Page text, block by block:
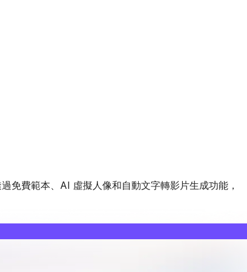
免費範本、AI 虛擬人像和自動文字轉影片生成功能，